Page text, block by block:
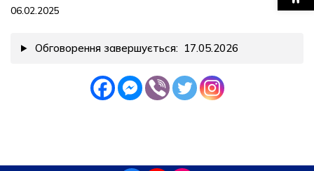
06.02.2025
Обговорення завершується: 17.05.2026